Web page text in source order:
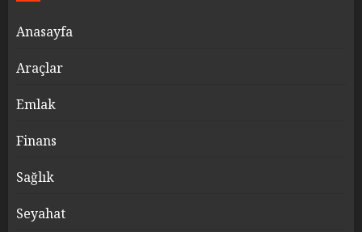
Anasayfa
Araçlar
Emlak
Finans
Sağlık
Seyahat